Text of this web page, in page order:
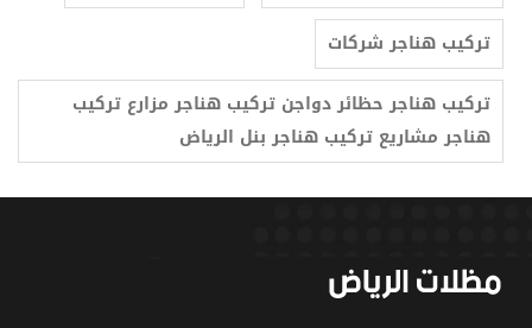
تركيب هناجر شركات
تركيب هناجر حظائر دواجن تركيب هناجر مزارع تركيب
هناجر مشاريع تركيب هناجر بنل الرياض